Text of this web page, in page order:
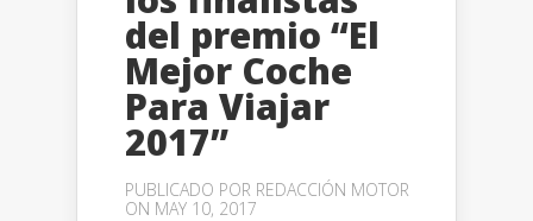
del premio “El
Mejor Coche
Para Viajar
2017”
PUBLICADO POR REDACCIÓN MOTOR
ON MAY 10, 2017